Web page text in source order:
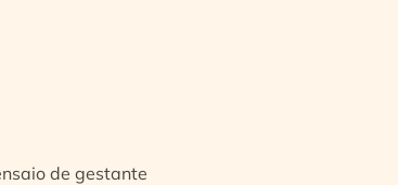
de gestante